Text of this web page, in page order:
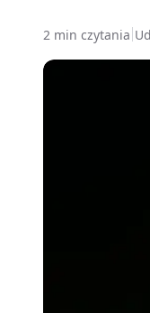
2 min czytania